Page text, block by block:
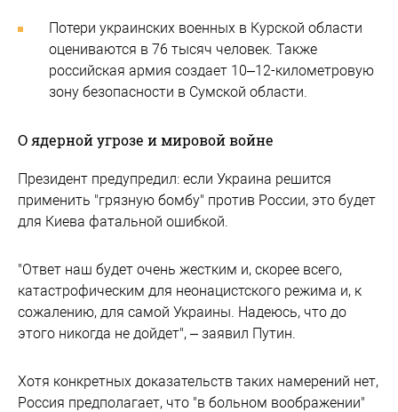
Потери украинских военных в Курской области
оцениваются в 76 тысяч человек. Также
российская армия создает 10–12-километровую
зону безопасности в Сумской области.
О ядерной угрозе и мировой войне
Президент предупредил: если Украина решится
применить "грязную бомбу" против России, это будет
для Киева фатальной ошибкой.
"Ответ наш будет очень жестким и, скорее всего,
катастрофическим для неонацистского режима и, к
сожалению, для самой Украины. Надеюсь, что до
этого никогда не дойдет", – заявил Путин.
Хотя конкретных доказательств таких намерений нет,
Россия предполагает, что "в больном воображении"